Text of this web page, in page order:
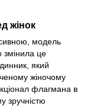
жінок
модель
змінила це
який
жіночому
флагмана в
зручністю